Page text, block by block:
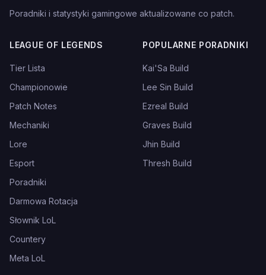
Poradniki i statystyki gamingowe aktualizowane co patch.
LEAGUE OF LEGENDS
Tier Lista
Championowie
Patch Notes
Mechaniki
Lore
Esport
Poradniki
Darmowa Rotacja
Słownik LoL
Countery
Meta LoL
POPULARNE PORADNIKI
Kai'Sa Build
Lee Sin Build
Ezreal Build
Graves Build
Jhin Build
Thresh Build